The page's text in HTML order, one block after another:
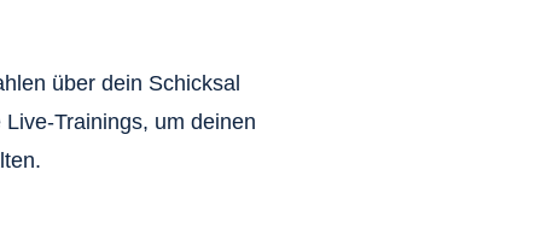
über dein Schicksal
Trainings, um deinen